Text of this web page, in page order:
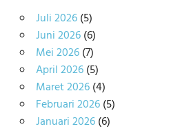
Juli 2026(5)
Juni 2026(6)
Mei 2026(7)
April 2026(5)
Maret 2026(4)
Februari 2026(5)
Januari 2026(6)